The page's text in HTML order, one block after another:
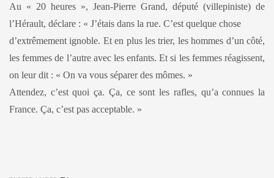
Au « 20 heures », Jean-Pierre Grand, député (villepiniste) de
l’Hérault, déclare : « J’étais dans la rue. C’est quelque chose
d’extrêmement ignoble. Et en plus les trier, les hommes d’un côté,
les femmes de l’autre avec les enfants. Et si les femmes réagissent,
on leur dit : « On va vous séparer des mômes. »
Attendez, c’est quoi ça. Ça, ce sont les rafles, qu’a connues la
France. Ça, c’est pas acceptable. »